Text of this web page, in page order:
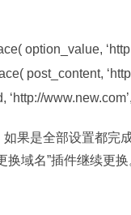
( option_value,
( post_content,
‘http://
果是全部设置都完
域名”插件继续更